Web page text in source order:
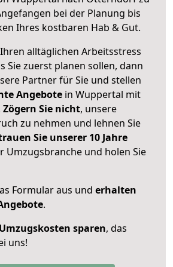
bei der Planung bis
Ihres kostbaren Hab & Gut.
alltäglichen Arbeitsstress
Sie zuerst planen sollen, dann
Partner für Sie und stellen
Angebote in Wuppertal mit
Zögern Sie nicht, unsere
zu nehmen und lehnen Sie
Sie unserer 10 Jahre
Umzugsbranche und holen Sie
Formular aus und erhalten
.
sparen, das
uns!